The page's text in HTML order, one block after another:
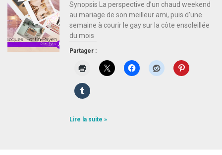
Synopsis La perspective d’un chaud weekend
au mariage de son meilleur ami, puis d’une
semaine à courir le gay sur la côte ensoleillée
du mois
Partager :
Lire la suite »